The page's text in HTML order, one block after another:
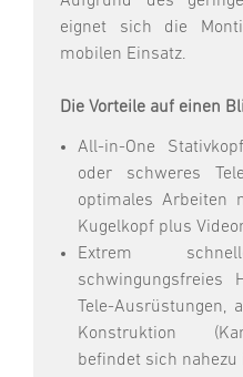
eignet sich die
mobilen Einsatz.
Die Vorteile auf einen
All-in-One
oder schweres
optimales Arbeiten
Kugelkopf plus
Extrem
schwingungsfreies
Tele-Ausrüstungen,
Konstruktion
befindet sich